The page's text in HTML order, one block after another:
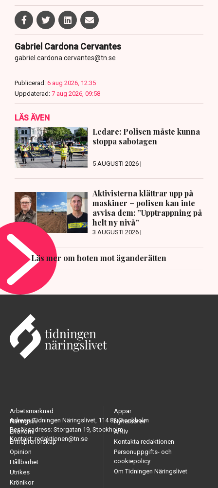
Gabriel Cardona Cervantes
gabriel.cardona.cervantes@tn.se
Publicerad: 6 aug 2026, 12:35
Uppdaterad: 7 aug 2026, 09:58
LÄS ÄVEN
Ledare: Polisen måste kunna
stoppa sabotagen
5 AUGUSTI 2026 |
Aktivisterna klättrar upp på
maskiner – polisen kan inte
avvisa dem: ”Upptrappning på
helt ny nivå”
3 AUGUSTI 2026 |
Läs mer om hoten mot äganderätten
Adress: Tidningen Näringslivet, 114 82 Stockholm
Besöksadress: Storgatan 19, Stockholm
Kontakt: redaktionen@tn.se
Arbetsmarknad
Näringsliv
Ekonomi
Entreprenörskap
Opinion
Hållbarhet
Utrikes
Krönikor
Appar
Nyhetsbrev
Arkiv
Kontakta redaktionen
Personuppgifts- och
cookiepolicy
Om Tidningen Näringslivet